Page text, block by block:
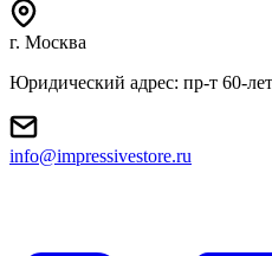
г. Москва
Юридический адрес: пр-т 60-
info@impressivestore.ru